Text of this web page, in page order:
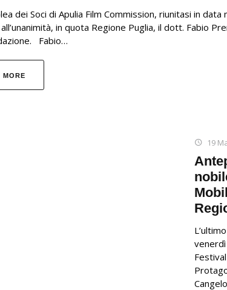
dei Soci di Apulia Film Commission, riunitasi in
in quota Regione Puglia, il dott. Fabio
Fabio…
MORE
19